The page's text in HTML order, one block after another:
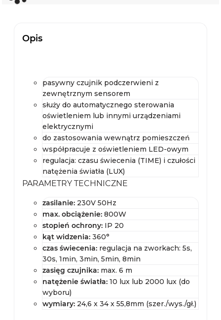
Opis
pasywny czujnik podczerwieni z
zewnętrznym sensorem
służy do automatycznego sterowania
oświetleniem lub innymi urządzeniami
elektrycznymi
do zastosowania wewnątrz pomieszczeń
współpracuje z oświetleniem LED-owym
regulacja: czasu świecenia (TIME) i czułości
natężenia światła (LUX)
PARAMETRY TECHNICZNE
zasilanie: 230V 50Hz
max. obciążenie: 800W
stopień ochrony: IP 20
kąt widzenia: 360°
czas świecenia: regulacja na zworkach: 5s,
30s, 1min, 3min, 5min, 8min
zasięg czujnika: max. 6 m
natężenie światła: 10 lux lub 2000 lux (do
wyboru)
wymiary: 24,6 x 34 x 55,8mm (szer./wys./gł.)